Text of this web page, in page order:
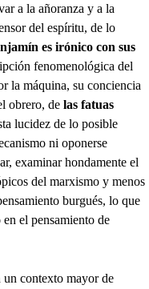
a la añoranza y a la
del espíritu, de lo
es irónico con sus
fenomenológica del
la máquina, su conciencia
obrero, de las fatuas
lucidez de lo posible
ni oponerse
examinar hondamente el
del marxismo y menos
burgués, lo que
el pensamiento de
un contexto mayor de